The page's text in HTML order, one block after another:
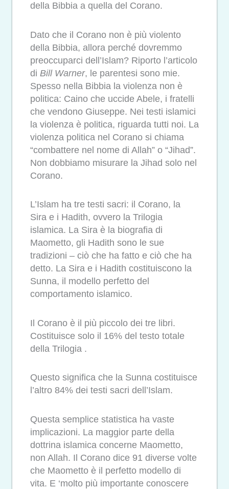
della Bibbia a quella del Corano.
Dato che il Corano non è più violento
della Bibbia, allora perché dovremmo
preoccuparci dell’Islam? Riporto l’articolo
di Bill Warner, le parentesi sono mie.
Spesso nella Bibbia la violenza non è
politica: Caino che uccide Abele, i fratelli
che vendono Giuseppe. Nei testi islamici
la violenza è politica, riguarda tutti noi. La
violenza politica nel Corano si chiama
“combattere nel nome di Allah” o “Jihad”.
Non dobbiamo misurare la Jihad solo nel
Corano.
L’Islam ha tre testi sacri: il Corano, la
Sira e i Hadith, ovvero la Trilogia
islamica. La Sira è la biografia di
Maometto, gli Hadith sono le sue
tradizioni – ciò che ha fatto e ciò che ha
detto. La Sira e i Hadith costituiscono la
Sunna, il modello perfetto del
comportamento islamico.
Il Corano è il più piccolo dei tre libri.
Costituisce solo il 16% del testo totale
della Trilogia .
Questo significa che la Sunna costituisce
l’altro 84% dei testi sacri dell’Islam.
Questa semplice statistica ha vaste
implicazioni. La maggior parte della
dottrina islamica concerne Maometto,
non Allah. Il Corano dice 91 diverse volte
che Maometto è il perfetto modello di
vita. E ‘molto più importante conoscere